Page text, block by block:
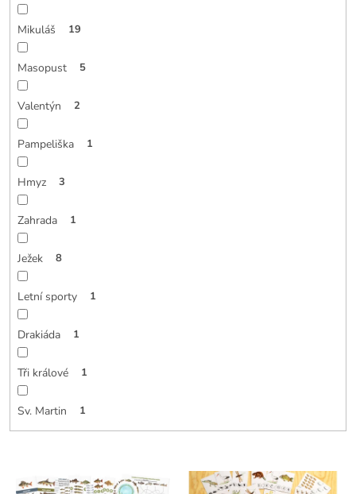
Mikuláš 19
Masopust 5
Valentýn 2
Pampeliška 1
Hmyz 3
Zahrada 1
Ježek 8
Letní sporty 1
Drakiáda 1
Tři králové 1
Sv. Martin 1